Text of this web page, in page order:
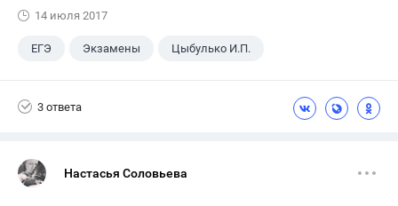
14 июля 2017
ЕГЭ Экзамены Цыбулько И.П.
3 ответа
Настасья Соловьева